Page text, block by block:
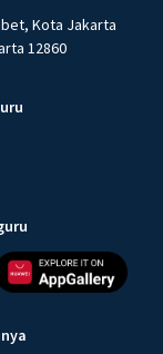
Kota Jakarta
12860